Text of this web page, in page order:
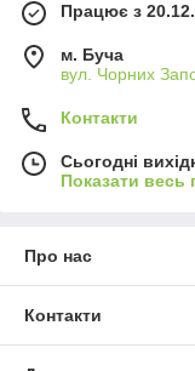
Працює з
м. Буча
вул. Чорних
Контакти
Сьогодні
Показати весь
Про нас
Контакти